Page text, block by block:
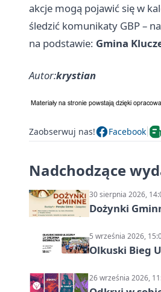
akcje mogą pojawić się w
śledzić komunikaty GBP –
na podstawie: Gmina
Autor:krystian
Zaobserwuj nas! Facebook
Nadchodzące
30 sierpnia 2026,
Dożynki
5 września 2026,
Olkuski Bieg
26 września 2026,